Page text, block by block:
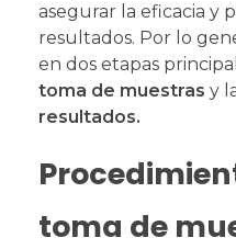
asegurar la eficacia y
resultados. Por lo
en dos etapas
toma de muestras y
resultados.
toma de